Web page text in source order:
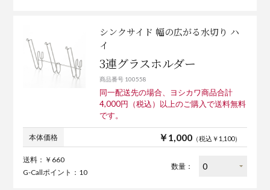
シンクサイド 幅の広がる水切り ハ
イ
3連グラスホルダー
商品番号 100558
同一配送先の場合、ヨシカワ商品合計
4,000円（税込）以上のご購入で送料無料
です。
本体価格 ￥1,000（税込￥1,100）
送料：￥660
G-Callポイント：10
数量：